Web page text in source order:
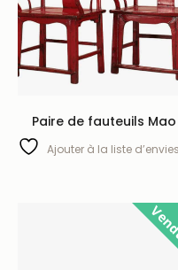
Paire de fauteuils Mao
Ajouter à la liste d’envies